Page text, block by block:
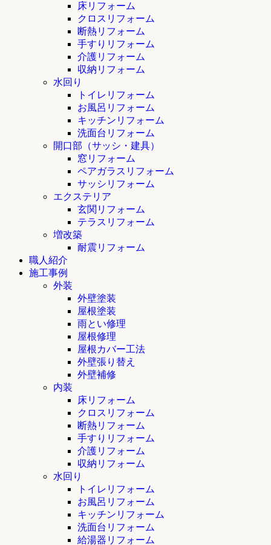
床リフォーム
クロスリフォーム
断熱リフォーム
手すりリフォーム
介護リフォーム
収納リフォーム
水回り
トイレリフォーム
お風呂リフォーム
キッチンリフォーム
洗面台リフォーム
開口部（サッシ・建具）
窓リフォーム
ペアガラスリフォーム
サッシリフォーム
エクステリア
玄関リフォーム
テラスリフォーム
増改築
耐震リフォーム
職人紹介
施工事例
外装
外壁塗装
屋根塗装
雨とい修理
屋根修理
屋根カバー工法
外壁張り替え
外壁補修
内装
床リフォーム
クロスリフォーム
断熱リフォーム
手すりリフォーム
介護リフォーム
収納リフォーム
水回り
トイレリフォーム
お風呂リフォーム
キッチンリフォーム
洗面台リフォーム
給湯器リフォーム